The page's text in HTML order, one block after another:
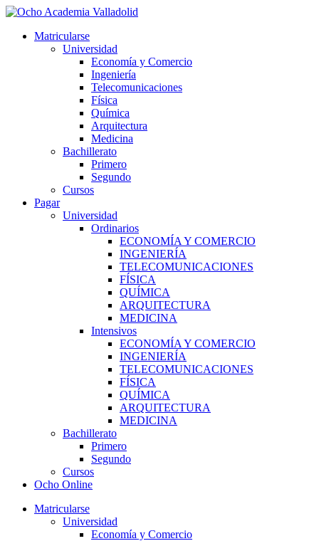
Ir
contenidoMatricularse
Universidad
Economía y Comercio
Ingeniería
Telecomunicaciones
Física
Química
Arquitectura
Medicina
Bachillerato
Primero
Segundo
Cursos
Pagar
Universidad
Ordinarios
ECONOMÍA Y COMERCIO
INGENIERÍA
TELECOMUNICACIONES
FÍSICA
QUÍMICA
ARQUITECTURA
MEDICINA
Intensivos
ECONOMÍA Y COMERCIO
INGENIERÍA
TELECOMUNICACIONES
FÍSICA
QUÍMICA
ARQUITECTURA
MEDICINA
Bachillerato
Primero
Segundo
Cursos
Ocho Online
Matricularse
Universidad
Economía y Comercio